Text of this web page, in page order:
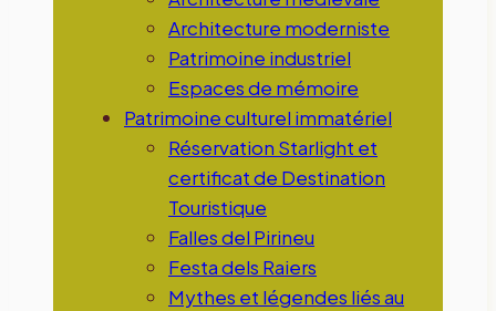
Architecture moderniste
Patrimoine industriel
Espaces de mémoire
Patrimoine culturel immatériel
Réservation Starlight et
certificat de Destination
Touristique
Falles del Pirineu
Festa dels Raiers
Mythes et légendes liés au